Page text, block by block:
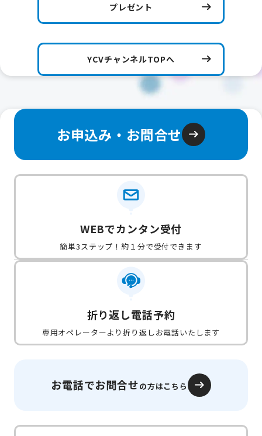
プレゼント
YCVチャンネルTOPへ
お申込み・お問合せ
WEBでカンタン受付
簡単3ステップ！約１分で受付できます
折り返し電話予約
専用オペレーターより折り返しお電話いたします
お電話でお問合せの方はこちら